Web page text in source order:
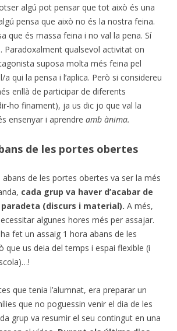
algú pot pensar que tot això és una
pensa que això no és la nostra feina.
que és massa feina i no val la pena. Sí
Paradoxalment qualsevol activitat on
suposa molta més feina pel
qui la pensa i l’aplica. Però si considereu
enllà de participar de diferents
ho finament), ja us dic jo que val la
ensenyar i aprendre amb ànima.
de les portes obertes
de les portes obertes va ser la més
cada grup va haver d’acabar de
(discurs i material). A més,
algunes hores més per assajar.
fet un assaig 1 hora abans de les
que us deia del temps i espai flexible (i
que tenia l’alumnat, era preparar un
que no poguessin venir el dia de les
grup va resumir el seu contingut en una